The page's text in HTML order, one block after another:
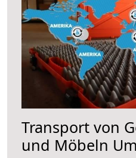
Transport von
und Möbeln